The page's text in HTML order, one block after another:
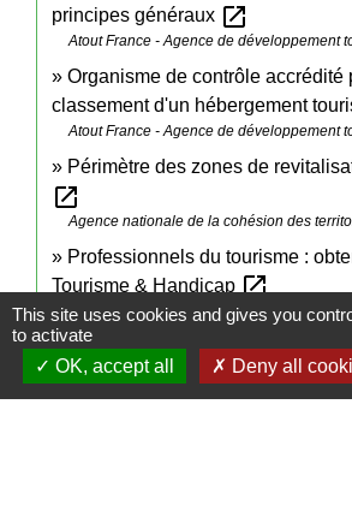
principes généraux open_in_new
Atout France - Agence de développement
Organisme de contrôle accrédité
classement d'un hébergement
Atout France - Agence de développement
Périmètre des zones de
open_in_new
Agence nationale de la cohésion des
Professionnels du tourisme :
Tourisme & Handicap open_in_new
Ministère chargé de l'économie
Signaler une
This site uses cookies and gives you
to activate
OK, accept all
Deny all